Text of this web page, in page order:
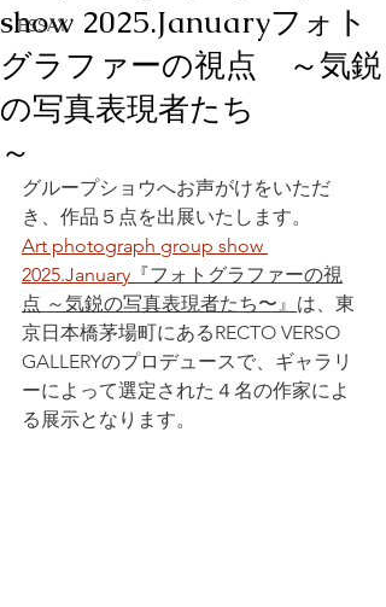
ESSAY
show 2025.Januaryフォト
グラファーの視点 ～気鋭
の写真表現者たち
～
グループショウへお声がけをいただ
き、作品５点を出展いたします。
Art photograph group show
2025.January 『フォトグラファーの視
点 ～気鋭の写真表現者たち〜』 は、東
京日本橋茅場町にあるRECTO VERSO
GALLERYのプロデュースで、ギャラリ
ーによって選定された４名の作家によ
る展示となります。